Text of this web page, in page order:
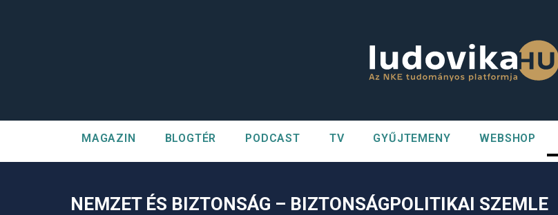
##plugins.themes.bootstrap3.accessible_menu.label##
##plugins.themes.bootstrap3.accessible_menu.main_content##
##plugins.themes.bootstrap3.accessible_menu.sidebar##
MAGAZIN BLOGTÉR PODCAST TV GYŰJTEMENY WEBSHOP
NEMZET ÉS BIZTONSÁG – BIZTONSÁGPOLITIKAI SZEMLE